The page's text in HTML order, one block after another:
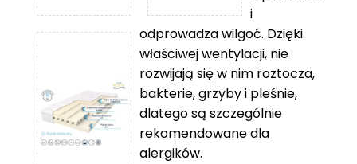
od
4
570 zł
od
3
360 zł
do
8
739 zł
i
odprowadza wilgoć. Dzięki
właściwej wentylacji, nie
rozwijają się w nim roztocza,
bakterie, grzyby i pleśnie,
dlatego są szczególnie
rekomendowane dla
alergików.